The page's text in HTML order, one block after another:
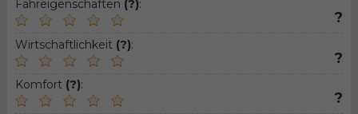
Fahreigenschaften (?):
?
Wirtschaftlichkeit (?):
?
Komfort (?):
?